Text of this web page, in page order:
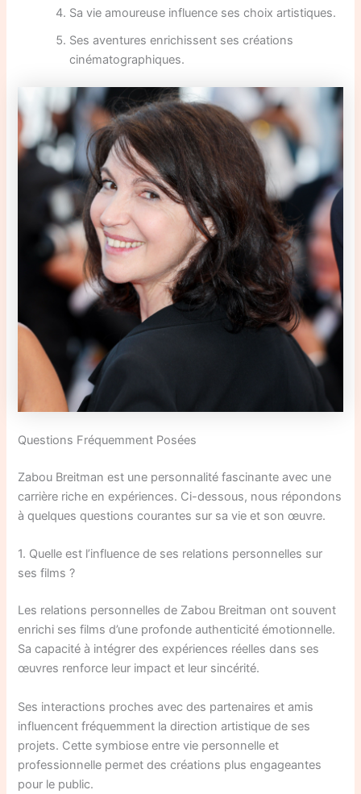
Sa vie amoureuse influence ses choix artistiques.
Ses aventures enrichissent ses créations
cinématographiques.
Questions Fréquemment Posées
Zabou Breitman est une personnalité fascinante avec une
carrière riche en expériences. Ci-dessous, nous répondons
à quelques questions courantes sur sa vie et son œuvre.
1. Quelle est l’influence de ses relations personnelles sur
ses films ?
Les relations personnelles de Zabou Breitman ont souvent
enrichi ses films d’une profonde authenticité émotionnelle.
Sa capacité à intégrer des expériences réelles dans ses
œuvres renforce leur impact et leur sincérité.
Ses interactions proches avec des partenaires et amis
influencent fréquemment la direction artistique de ses
projets. Cette symbiose entre vie personnelle et
professionnelle permet des créations plus engageantes
pour le public.